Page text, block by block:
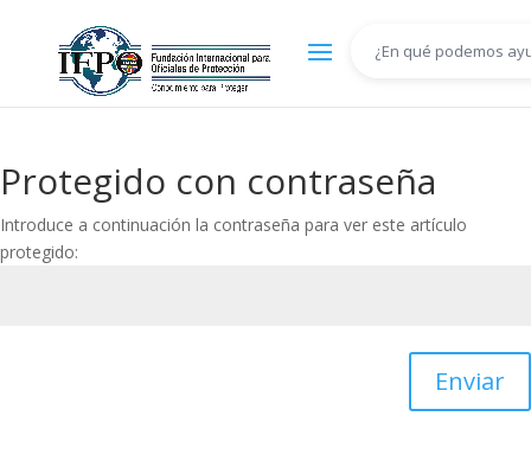
Protegido con contraseña
Introduce a continuación la contraseña para ver este artículo
protegido:
Enviar